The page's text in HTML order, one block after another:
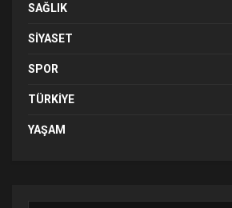
SAĞLIK
SIYASET
SPOR
TÜRKIYE
YAŞAM